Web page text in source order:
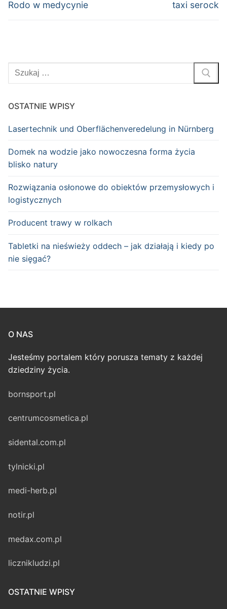
wpisu
Poprzedni
Rodo w medycynie
Następny
taxi serock
Szukaj:
OSTATNIE WPISY
Lasertechnik und Oberflächenveredelung in Nürnberg
Domek na wodzie jako nowoczesna forma życia
blisko natury
Rozwiązania osłonowe do obiektów przemysłowych i
logistycznych
Producent trawy w rolkach
Tabletki na nieświeży oddech – jak działają i kiedy po
nie sięgać?
O NAS
Jesteśmy portalem który porusza tematy z każdej
dziedziny życia.
bornsport.pl
centrumcosmetica.pl
sidental.com.pl
tylnicki.pl
medi-herb.pl
notir.pl
medax.com.pl
licznikludzi.pl
OSTATNIE WPISY